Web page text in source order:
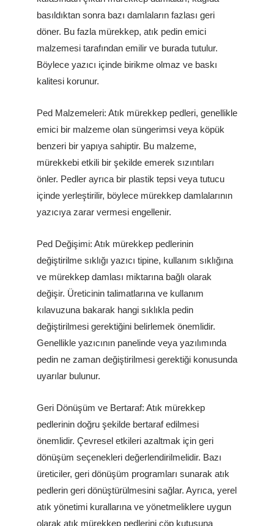
basıldıktan sonra bazı damlaların fazlası geri
döner. Bu fazla mürekkep, atık pedin emici
malzemesi tarafından emilir ve burada tutulur.
Böylece yazıcı içinde birikme olmaz ve baskı
kalitesi korunur.
Ped Malzemeleri: Atık mürekkep pedleri, genellikle
emici bir malzeme olan süngerimsi veya köpük
benzeri bir yapıya sahiptir. Bu malzeme,
mürekkebi etkili bir şekilde emerek sızıntıları
önler. Pedler ayrıca bir plastik tepsi veya tutucu
içinde yerleştirilir, böylece mürekkep damlalarının
yazıcıya zarar vermesi engellenir.
Ped Değişimi: Atık mürekkep pedlerinin
değiştirilme sıklığı yazıcı tipine, kullanım sıklığına
ve mürekkep damlası miktarına bağlı olarak
değişir. Üreticinin talimatlarına ve kullanım
kılavuzuna bakarak hangi sıklıkla pedin
değiştirilmesi gerektiğini belirlemek önemlidir.
Genellikle yazıcının panelinde veya yazılımında
pedin ne zaman değiştirilmesi gerektiği konusunda
uyarılar bulunur.
Geri Dönüşüm ve Bertaraf: Atık mürekkep
pedlerinin doğru şekilde bertaraf edilmesi
önemlidir. Çevresel etkileri azaltmak için geri
dönüşüm seçenekleri değerlendirilmelidir. Bazı
üreticiler, geri dönüşüm programları sunarak atık
pedlerin geri dönüştürülmesini sağlar. Ayrıca, yerel
atık yönetimi kurallarına ve yönetmeliklere uygun
olarak atık mürekkep pedlerini çöp kutusuna